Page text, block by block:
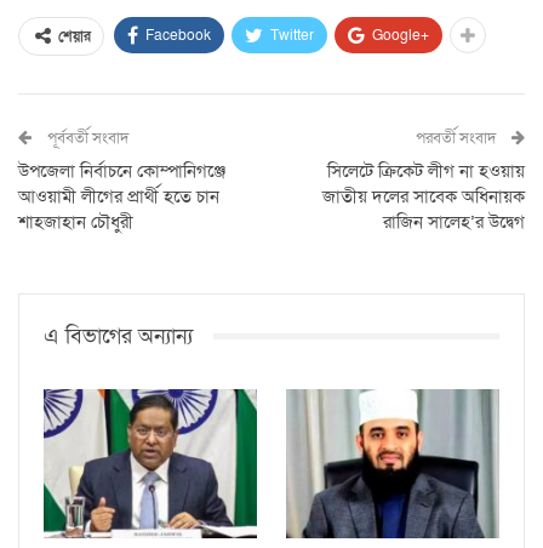
শেয়ার Facebook Twitter Google+
পূর্ববর্তী সংবাদ
উপজেলা নির্বাচনে কোম্পানিগঞ্জে
আওয়ামী লীগের প্রার্থী হতে চান
শাহজাহান চৌধুরী
পরবর্তী সংবাদ
সিলেটে ক্রিকেট লীগ না হওয়ায়
জাতীয় দলের সাবেক অধিনায়ক
রাজিন সালেহ’র উদ্বেগ
এ বিভাগের অন্যান্য